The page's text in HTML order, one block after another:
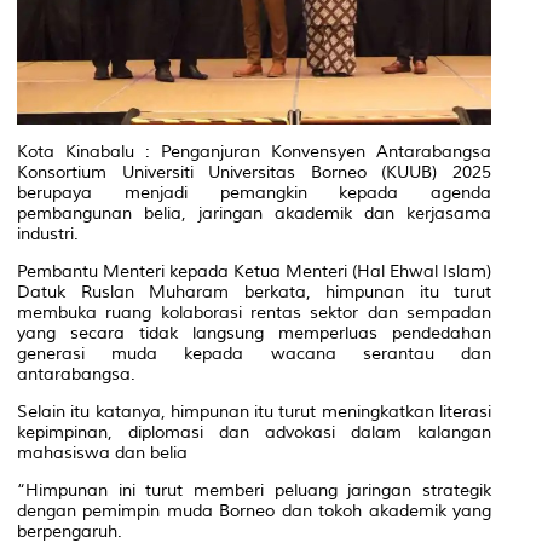
Kota Kinabalu : Penganjuran Konvensyen Antarabangsa
Konsortium Universiti Universitas Borneo (KUUB) 2025
berupaya menjadi pemangkin kepada agenda
pembangunan belia, jaringan akademik dan kerjasama
industri.
Pembantu Menteri kepada Ketua Menteri (Hal Ehwal Islam)
Datuk Ruslan Muharam berkata, himpunan itu turut
membuka ruang kolaborasi rentas sektor dan sempadan
yang secara tidak langsung memperluas pendedahan
generasi muda kepada wacana serantau dan
antarabangsa.
Selain itu katanya, himpunan itu turut meningkatkan literasi
kepimpinan, diplomasi dan advokasi dalam kalangan
mahasiswa dan belia
“Himpunan ini turut memberi peluang jaringan strategik
dengan pemimpin muda Borneo dan tokoh akademik yang
berpengaruh.